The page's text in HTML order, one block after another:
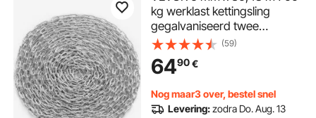
kg werklast kettingsling
gegalvaniseerd twee
snelkoppelingen
koolstofstalen schakelketting
voor slepen, ophangen,
(59)
6490€
Nog maar3 over, bestel snel
Levering:zodra Do. Aug. 13